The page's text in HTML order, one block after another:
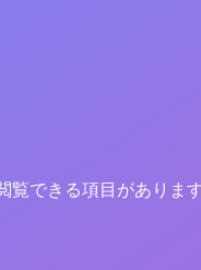
覧できる項目がありま